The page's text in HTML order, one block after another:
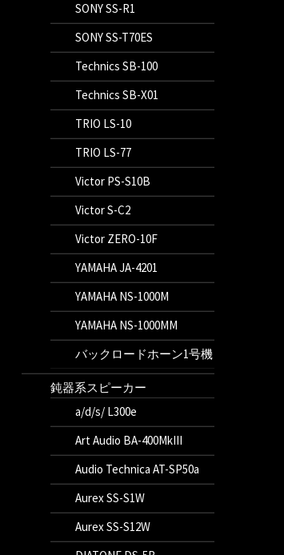
SONY SS-R1
SONY SS-T70ES
Technics SB-100
Technics SB-X01
TRIO LS-10
TRIO LS-77
Victor PS-S10B
Victor S-C2
Victor ZERO-10F
YAMAHA JA-4201
YAMAHA NS-1000M
YAMAHA NS-1000MM
バックロードホーン1号機
鈍器系スピーカー
a/d/s/ L300e
Art Audio BA-400MkIII
Audio Technica AT-SP50a
Aurex SS-S1W
Aurex SS-S12W